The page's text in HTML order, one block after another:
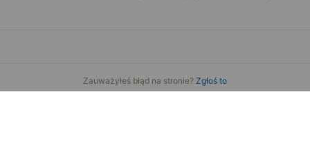
Zauważyłeś błąd na stronie? Zgłoś to